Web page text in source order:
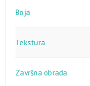
Boja
Tekstura
Završna obrada